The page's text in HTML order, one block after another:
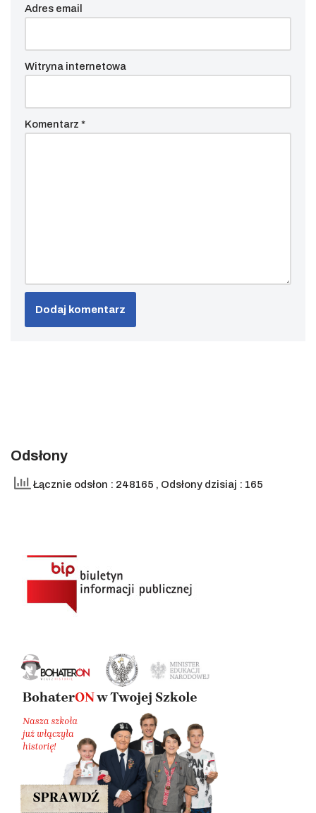
Adres email
Witryna internetowa
Komentarz *
Odsłony
Łącznie odsłon : 248165 , Odsłony dzisiaj : 165